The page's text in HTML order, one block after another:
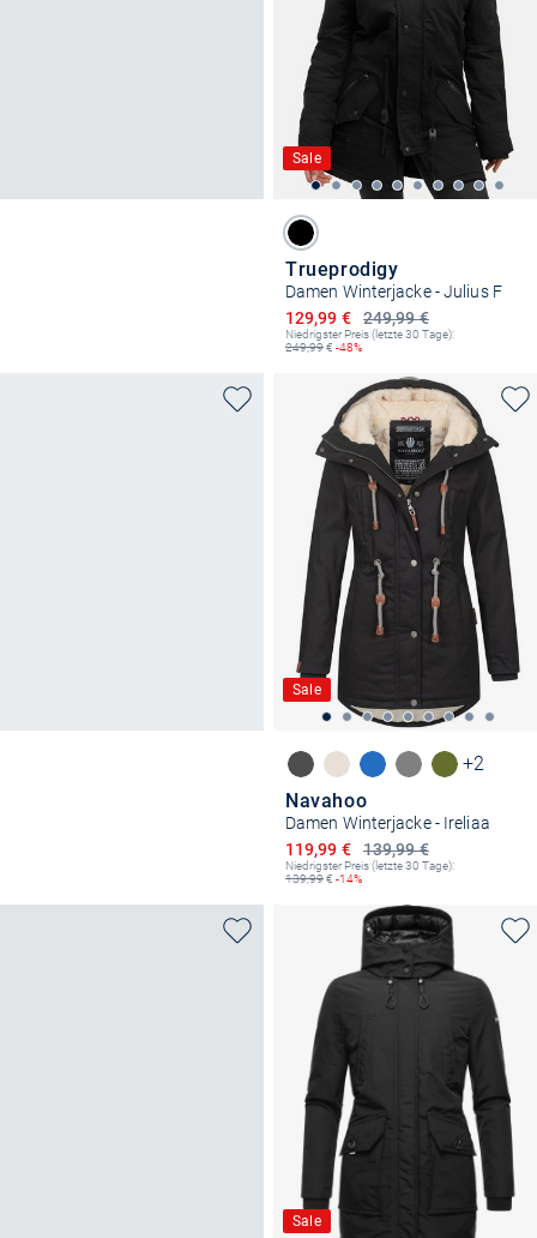
Sale
Trueprodigy
Damen Winterjacke - Julius F
249,99 €
Ermäßigter Preis
129,99 €
Niedrigster Preis (letzte 30 Tage):
249,99€ -48%
Sale
+2
Navahoo
Damen Winterjacke - Ireliaa
139,99 €
Ermäßigter Preis
119,99 €
Niedrigster Preis (letzte 30 Tage):
139,99€ -14%
Sale